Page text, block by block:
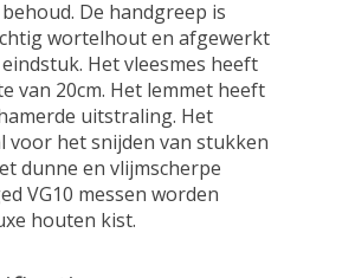
De handgreep is
wortelhout en afgewerkt
Het vleesmes heeft
van 20cm. Het lemmet heeft
uitstraling. Het
voor het snijden van stukken
dunne en vlijmscherpe
VG10 messen worden
houten kist.